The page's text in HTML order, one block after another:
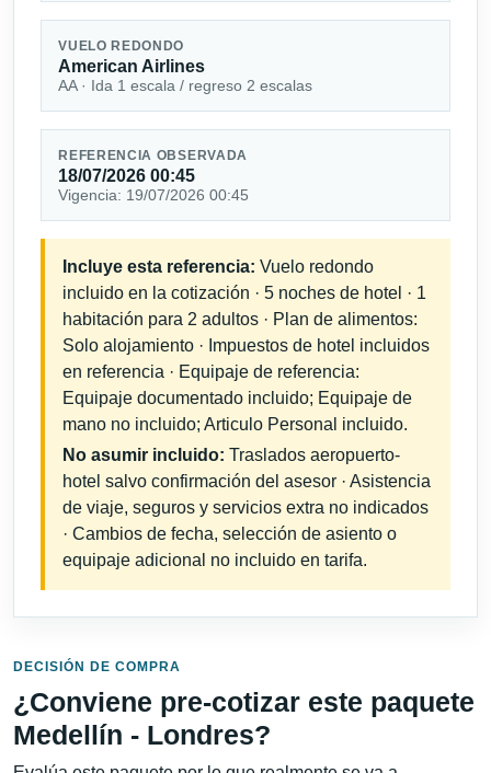
VUELO REDONDO
American Airlines
AA · Ida 1 escala / regreso 2 escalas
REFERENCIA OBSERVADA
18/07/2026 00:45
Vigencia: 19/07/2026 00:45
Incluye esta referencia: Vuelo redondo
incluido en la cotización · 5 noches de hotel · 1
habitación para 2 adultos · Plan de alimentos:
Solo alojamiento · Impuestos de hotel incluidos
en referencia · Equipaje de referencia:
Equipaje documentado incluido; Equipaje de
mano no incluido; Articulo Personal incluido.
No asumir incluido: Traslados aeropuerto-
hotel salvo confirmación del asesor · Asistencia
de viaje, seguros y servicios extra no indicados
· Cambios de fecha, selección de asiento o
equipaje adicional no incluido en tarifa.
DECISIÓN DE COMPRA
¿Conviene pre-cotizar este paquete
Medellín - Londres?